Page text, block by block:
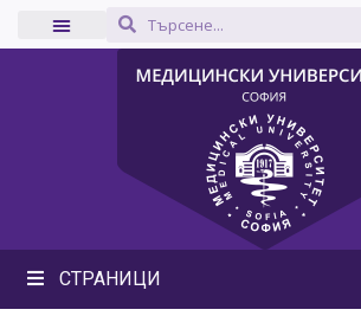
СТРАНИЦИ